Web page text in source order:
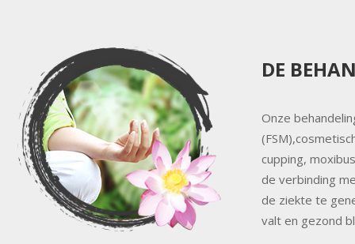
DE
Onze
cupping,
de verbinding
de ziekte te
valt en gezond